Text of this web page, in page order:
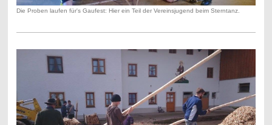
Die Proben laufen für's Gaufest: Hier ein Teil der Vereinsjugend beim Sterntanz.